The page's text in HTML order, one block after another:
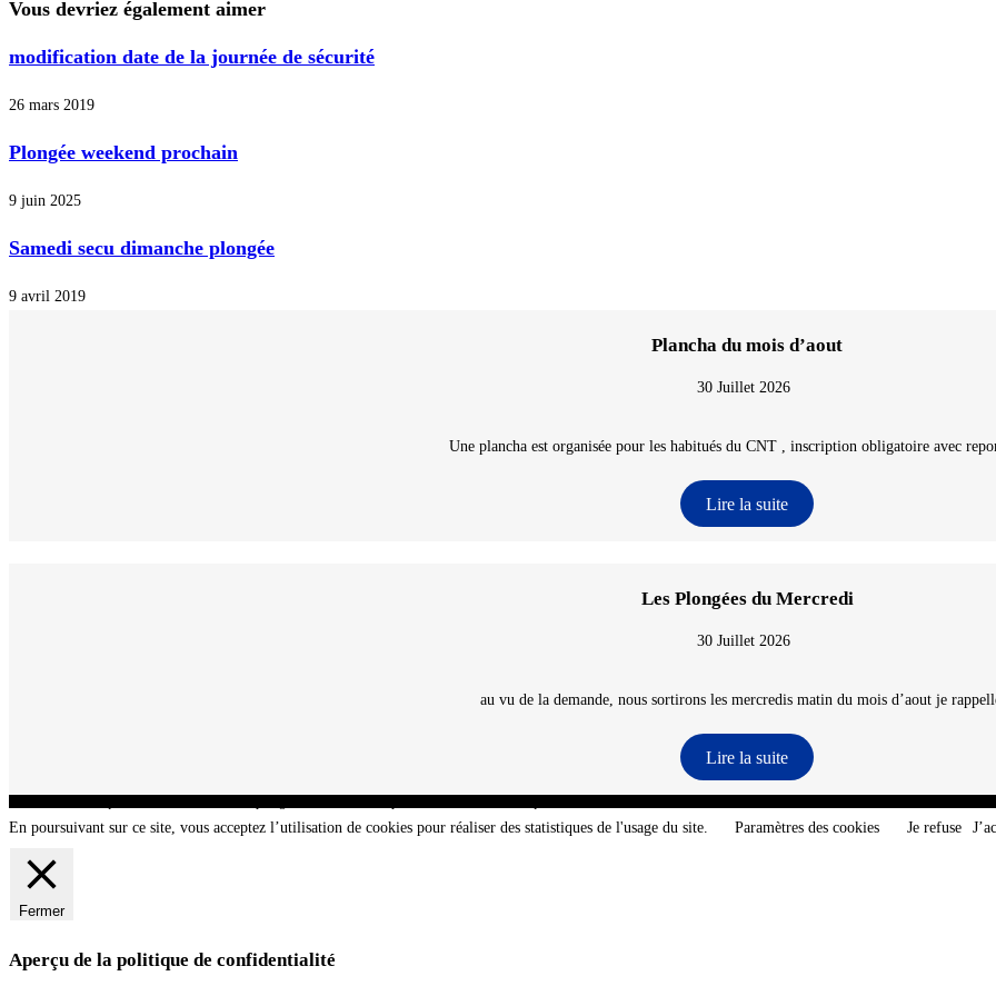
Vous devriez également aimer
modification date de la journée de sécurité
26 mars 2019
Plongée weekend prochain
9 juin 2025
Samedi secu dimanche plongée
9 avril 2019
Plancha du mois d’aout
30 Juillet 2026
Une plancha est organisée pour les habitués du CNT , inscription obligatoire avec
Lire la suite
Les Plongées du Mercredi
30 Juillet 2026
au vu de la demande, nous sortirons les mercredis matin du mois d’aout je
Lire la suite
En poursuivant sur ce site, vous acceptez l’utilisation de cookies pour réaliser des statistiques de l'usage du site. Paramètres des cookies Je refuse
Fermer
Aperçu de la politique de confidentialité